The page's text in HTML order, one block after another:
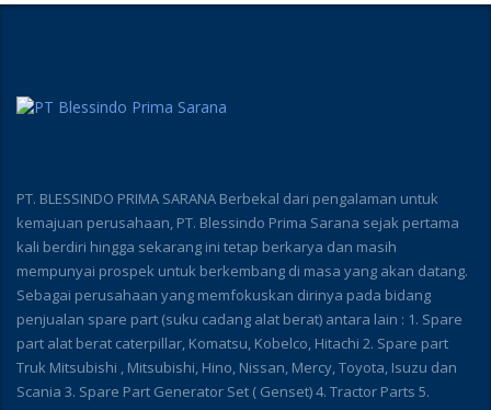
PT. BLESSINDO PRIMA SARANA Berbekal dari pengalaman untuk
kemajuan perusahaan, PT. Blessindo Prima Sarana sejak pertama
kali berdiri hingga sekarang ini tetap berkarya dan masih
mempunyai prospek untuk berkembang di masa yang akan datang.
Sebagai perusahaan yang memfokuskan dirinya pada bidang
penjualan spare part (suku cadang alat berat) antara lain : 1. Spare
part alat berat caterpillar, Komatsu, Kobelco, Hitachi 2. Spare part
Truk Mitsubishi , Mitsubishi, Hino, Nissan, Mercy, Toyota, Isuzu dan
Scania 3. Spare Part Generator Set ( Genset) 4. Tractor Parts 5.